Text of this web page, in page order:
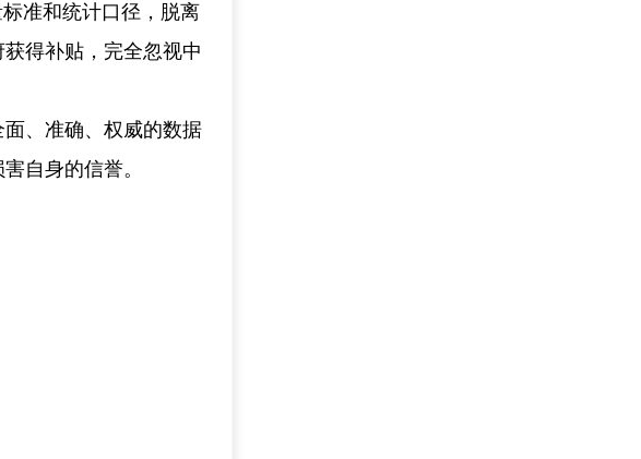
准和统计口径，脱离
得补贴，完全忽视中
、准确、权威的数据
自身的信誉。